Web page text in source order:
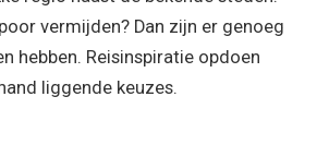
vermijden? Dan zijn er genoeg
hebben. Reisinspiratie opdoen
liggende keuzes.